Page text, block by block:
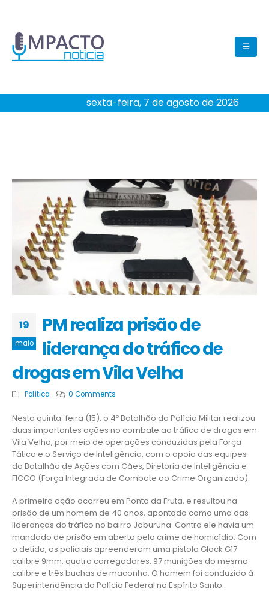
sexta-feira, 7 de agosto de 2026
19
maio
PM realiza prisão de
liderança do tráfico de
drogas em Vila Velha
Política 0 Comments
Nesta quinta-feira (15), o 4º Batalhão da Polícia Militar realizou
duas importantes ações no combate ao tráfico de drogas em
Vila Velha, por meio de operações conduzidas pela Força
Tática e o Serviço de Inteligência, com o apoio das equipes
do Batalhão de Ações com Cães, Diretoria de Inteligência e
FICCO (Força Integrada de Combate ao Crime Organizado).
A primeira ação ocorreu em Ponta da Fruta, e resultou na
prisão de um homem de 40 anos, apontado como uma das
lideranças do tráfico no bairro Jaburuna. Contra ele havia um
mandado de prisão em aberto pelo crime de homicídio. Com
o detido, os policiais apreenderam uma pistola Glock G17
calibre 9mm, quatro carregadores, 97 munições do mesmo
calibre e três buchas de maconha. O homem foi conduzido à
Superintendência da Polícia Federal no Espírito Santo.